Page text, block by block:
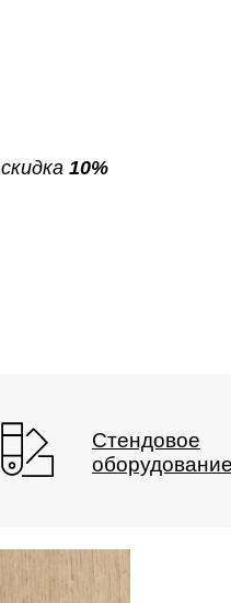
скидка 10%
Стендовое